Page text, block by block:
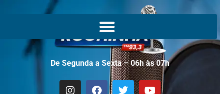
De Segunda a Sexta – 06h às 07h